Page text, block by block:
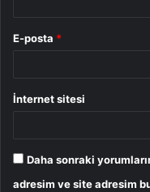
E-posta *
İnternet sitesi
Daha sonraki
adresim ve site adresim